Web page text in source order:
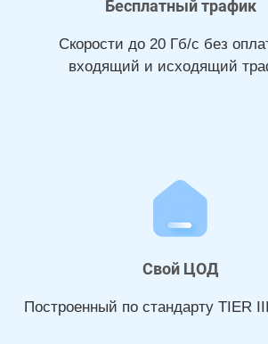
Бесплатный трафик
Скорости до 20 Гб/с без
входящий и исходящий
Свой ЦОД
Построенный по стандарту TIER